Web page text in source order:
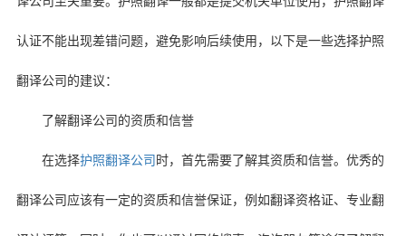
认证不能出现差错问题，避免影响后续使用，以下是一些选择护照
翻译公司的建议：
了解翻译公司的资质和信誉
在选择护照翻译公司 时，首先需要了解其资质和信誉。优秀的
翻译公司应该有一定的资质和信誉保证，例如翻译资格证、专业翻